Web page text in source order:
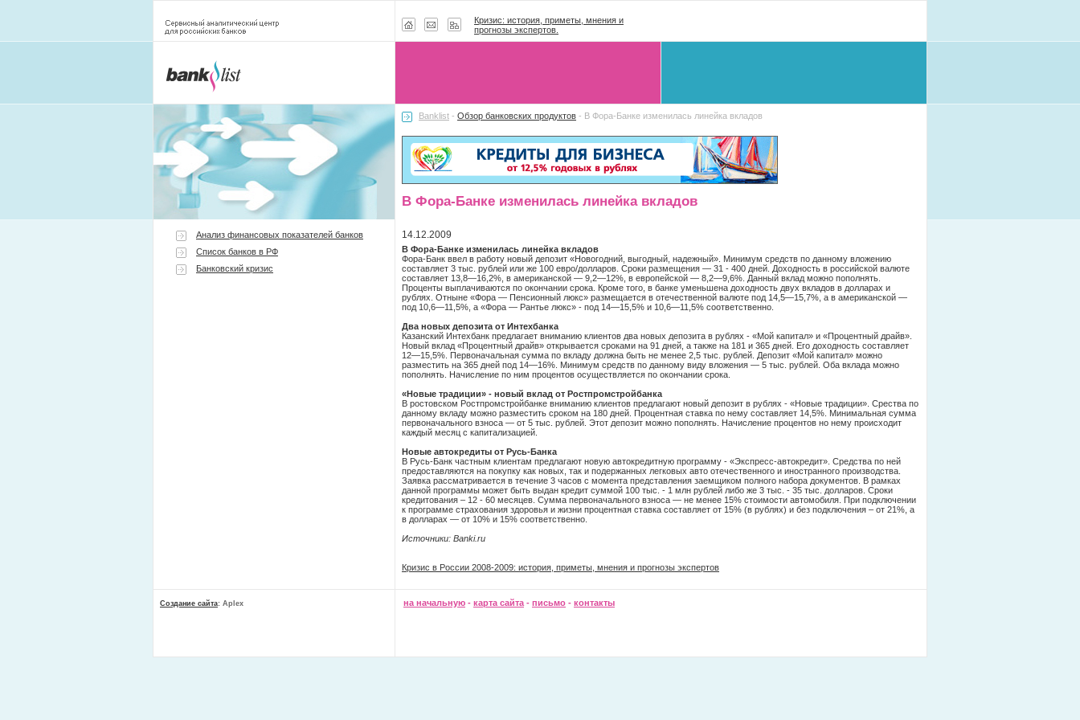
Кризис: история, приметы, мнения и
прогнозы экспертов.
Анализ финансовых показателей банков
Список банков в РФ
Банковский кризис
Banklist - Обзор банковских продуктов - В Фора-Банке изменилась линейка вкладов
В Фора-Банке изменилась линейка вкладов
14.12.2009
В Фора-Банке изменилась линейка вкладов
Фора-Банк ввел в работу новый депозит «Новогодний, выгодный, надежный». Минимум средств по данному вложению
составляет 3 тыс. рублей или же 100 евро/долларов. Сроки размещения — 31 - 400 дней. Доходность в российской валюте
составляет 13,8—16,2%, в американской — 9,2—12%, в европейской — 8,2—9,6%. Данный вклад можно пополнять.
Проценты выплачиваются по окончании срока. Кроме того, в банке уменьшена доходность двух вкладов в долларах и
рублях. Отныне «Фора — Пенсионный люкс» размещается в отечественной валюте под 14,5—15,7%, а в американской —
под 10,6—11,5%, а «Фора — Рантье люкс» - под 14—15,5% и 10,6—11,5% соответственно.
Два новых депозита от Интехбанка
Казанский Интехбанк предлагает вниманию клиентов два новых депозита в рублях - «Мой капитал» и «Процентный драйв».
Новый вклад «Процентный драйв» открывается сроками на 91 дней, а также на 181 и 365 дней. Его доходность составляет
12—15,5%. Первоначальная сумма по вкладу должна быть не менее 2,5 тыс. рублей. Депозит «Мой капитал» можно
разместить на 365 дней под 14—16%. Минимум средств по данному виду вложения — 5 тыс. рублей. Оба вклада можно
пополнять. Начисление по ним процентов осуществляется по окончании срока.
«Новые традиции» - новый вклад от Ростпромстройбанка
В ростовском Ростпромстройбанке вниманию клиентов предлагают новый депозит в рублях - «Новые традиции». Срества по
данному вкладу можно разместить сроком на 180 дней. Процентная ставка по нему составляет 14,5%. Минимальная сумма
первоначального взноса — от 5 тыс. рублей. Этот депозит можно пополнять. Начисление процентов но нему происходит
каждый месяц с капитализацией.
Новые автокредиты от Русь-Банка
В Русь-Банк частным клиентам предлагают новую автокредитную программу - «Экспресс-автокредит». Средства по ней
предоставляются на покупку как новых, так и подержанных легковых авто отечественного и иностранного производства.
Заявка рассматривается в течение 3 часов с момента представления заемщиком полного набора документов. В рамках
данной программы может быть выдан кредит суммой 100 тыс. - 1 млн рублей либо же 3 тыс. - 35 тыс. долларов. Сроки
кредитования – 12 - 60 месяцев. Сумма первоначального взноса — не менее 15% стоимости автомобиля. При подключении
к программе страхования здоровья и жизни процентная ставка составляет от 15% (в рублях) и без подключения – от 21%, а
в долларах — от 10% и 15% соответственно.
Источники: Banki.ru
Кризис в России 2008-2009: история, приметы, мнения и прогнозы экспертов
Создание сайта: Aplex на начальную - карта сайта - письмо - контакты